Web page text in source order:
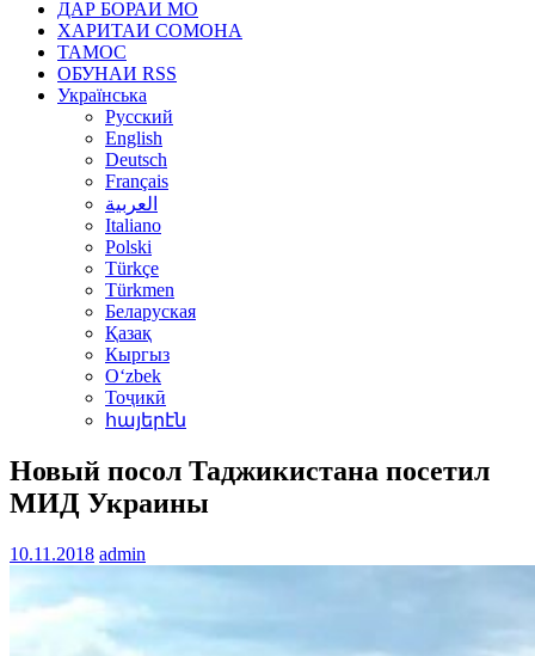
ДАР БОРАИ МО
ХАРИТАИ СОМОНА
ТАМОС
ОБУНАИ RSS
Українська
Русский
English
Deutsch
Français
العربية
Italiano
Polski
Türkçe
Türkmen
Беларуская
Қазақ
Кыргыз
Oʻzbek
Тоҷикӣ
հայերէն
Новый посол Таджикистана посетил
МИД Украины
10.11.2018 admin